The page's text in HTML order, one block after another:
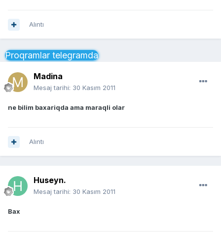
Alıntı
Proqramlar telegramda
Madina
Mesaj tarihi: 30 Kasım 2011
ne bilim baxariqda ama maraqli olar
Alıntı
Huseyn.
Mesaj tarihi: 30 Kasım 2011
Bax